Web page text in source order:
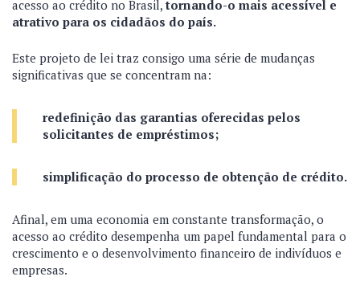
acesso ao crédito no Brasil,tornando-o mais acessível e
atrativo para os cidadãos do país.
Este projeto de lei traz consigo uma série de mudanças
significativas que se concentram na:
redefinição das garantias oferecidas pelos
solicitantes de empréstimos;
simplificação do processo de obtenção de crédito.
Afinal, em uma economia em constante transformação, o
acesso ao crédito desempenha um papel fundamental para o
crescimento e o desenvolvimento financeiro de indivíduos e
empresas.